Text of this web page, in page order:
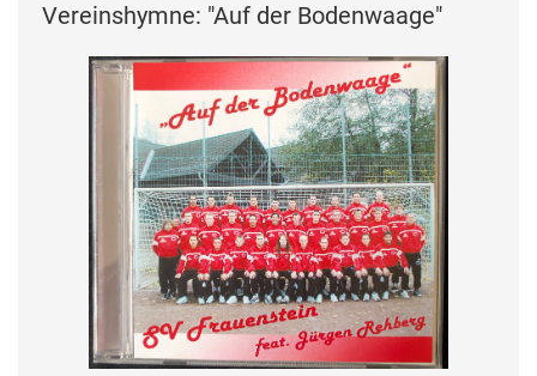
Vereinshymne: "Auf der Bodenwaage"